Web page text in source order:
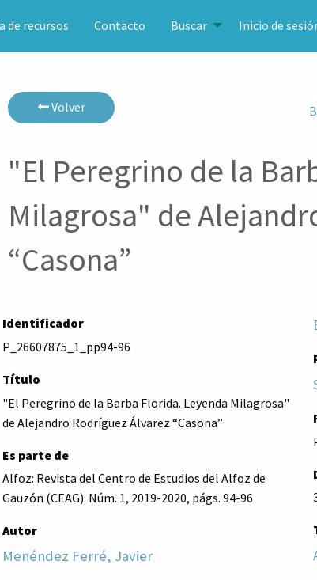
de recursos Contacto Buscar Inicio de
Volver
"El Peregrino de la
Milagrosa" de
“Casona”
Identificador
P_26607875_1_pp94-96
Título
"El Peregrino de la Barba Florida. Leyenda Milagrosa"
de Alejandro Rodríguez Álvarez “Casona”
Es parte de
Alfoz: Revista del Centro de Estudios del Alfoz de
Gauzón (CEAG). Núm. 1, 2019-2020, págs. 94-96
Autor
Menéndez Ferré, Javier